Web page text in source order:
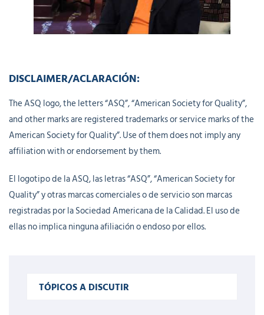
DISCLAIMER/ACLARACIÓN:
The ASQ logo, the letters “ASQ”, “American Society for Quality”,
and other marks are registered trademarks or service marks of the
American Society for Quality”. Use of them does not imply any
affiliation with or endorsement by them.
El logotipo de la ASQ, las letras “ASQ”, “American Society for
Quality” y otras marcas comerciales o de servicio son marcas
registradas por la Sociedad Americana de la Calidad. El uso de
ellas no implica ninguna afiliación o endoso por ellos.
TÓPICOS A DISCUTIR